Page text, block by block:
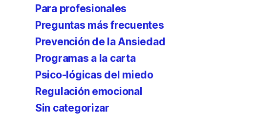
Para profesionales
Preguntas más frecuentes
Prevención de la Ansiedad
Programas a la carta
Psico-lógicas del miedo
Regulación emocional
Sin categorizar